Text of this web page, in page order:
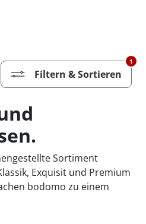
Filtern & Sortieren
1
Sortiment
Exquisit und Premium
bodomo zu einem